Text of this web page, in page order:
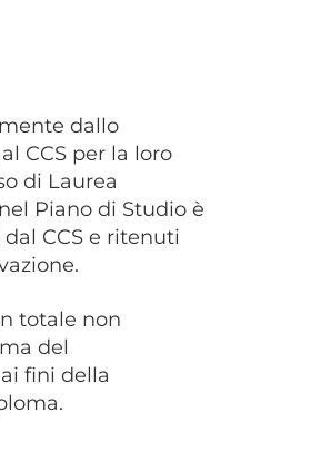
dallo
CCS per la loro
di Laurea
Piano di Studio è
CCS e ritenuti
totale non
del
fini della